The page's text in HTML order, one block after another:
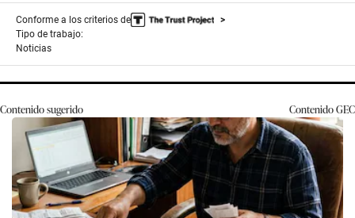
Conforme a los criterios de
Tipo de trabajo:
Noticias
Contenido sugerido ContenidoGEC